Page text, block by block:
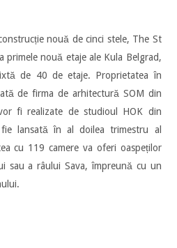
nouă de cinci stele, The St
primele nouă etaje ale Kula Belgrad,
de 40 de etaje. Proprietatea în
de firma de arhitectură SOM din
fi realizate de studioul HOK din
lansată în al doilea trimestru al
cu 119 camere va oferi oaspeților
sau a râului Sava, împreună cu un